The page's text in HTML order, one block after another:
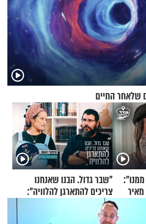
שלאחר החיים
"שבר גדול. הבנו שאנחנו
צריכים להתארגן להלוויה":
זוגיות במבחן, הפעם עם מרים
וגד דנינו